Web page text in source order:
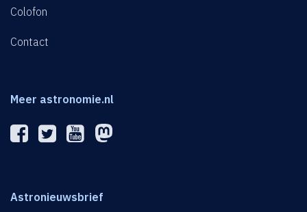
Colofon
Contact
Meer astronomie.nl
Astronieuwsbrief